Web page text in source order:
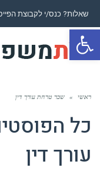
פתח סרגל נגישות
שאלות? כנס/י לקבוצת
ראשי » שכר טרחת עורך דין
כל
עורך דין